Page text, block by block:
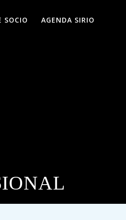
SOCIO AGENDA SIRIO